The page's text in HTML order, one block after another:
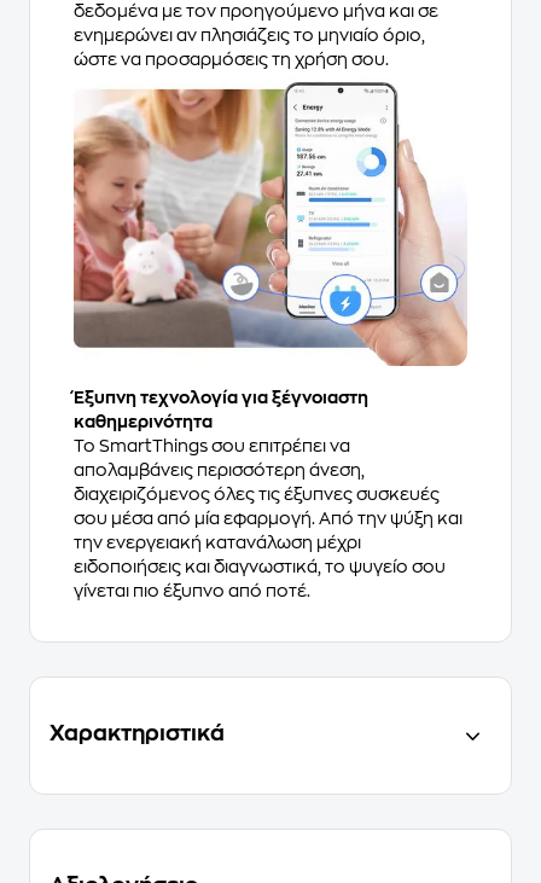
δεδομένα με τον προηγούμενο μήνα και σε
ενημερώνει αν πλησιάζεις το μηνιαίο όριο,
ώστε να προσαρμόσεις τη χρήση σου.
Έξυπνη τεχνολογία για ξέγνοιαστη
καθημερινότητα
Το SmartThings σου επιτρέπει να
απολαμβάνεις περισσότερη άνεση,
διαχειριζόμενος όλες τις έξυπνες συσκευές
σου μέσα από μία εφαρμογή. Από την ψύξη και
την ενεργειακή κατανάλωση μέχρι
ειδοποιήσεις και διαγνωστικά, το ψυγείο σου
γίνεται πιο έξυπνο από ποτέ.
Χαρακτηριστικά